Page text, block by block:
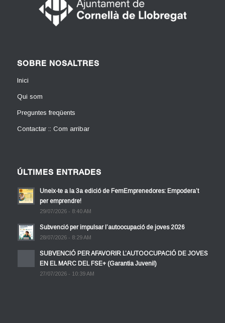
SOBRE NOSALTRES
Inici
Qui som
Preguntes freqüents
Contactar :: Com arribar
ÚLTIMES ENTRADES
Uneix-te a la 3a edició de FemEmprenedores: Empodera’t
per emprendre!
29/07/2026 - 8:40 AM
Subvenció per impulsar l’autoocupació de joves 2026
28/07/2026 - 8:29 AM
SUBVENCIÓ PER AFAVORIR L’AUTOOCUPACIÓ DE JOVES
EN EL MARC DEL FSE+ (Garantia Juvenil)
27/07/2026 - 10:39 AM